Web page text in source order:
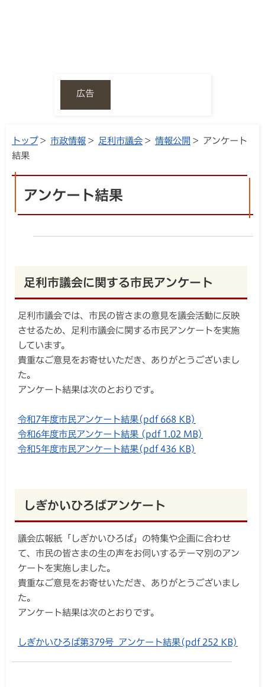
広告
トップ> 市政情報 > 足利市議会 > 情報公開 > アンケート
結果
アンケート結果
足利市議会に関する市民アンケート
足利市議会では、市民の皆さまの意見を議会活動に反映
させるため、足利市議会に関する市民アンケートを実施
しています。
貴重なご意見をお寄せいただき、ありがとうございまし
た。
アンケート結果は次のとおりです。
令和7年度市民アンケート結果(pdf 668 KB)
令和6年度市民アンケート結果 (pdf 1.02 MB)
令和5年度市民アンケート結果(pdf 436 KB)
しぎかいひろばアンケート
議会広報紙「しぎかいひろば」の特集や企画に合わせ
て、市民の皆さまの生の声をお伺いするテーマ別のアン
ケートを実施しました。
貴重なご意見をお寄せいただき、ありがとうございまし
た。
アンケート結果は次のとおりです。
しぎかいひろば第379号_アンケート結果(pdf 252 KB)